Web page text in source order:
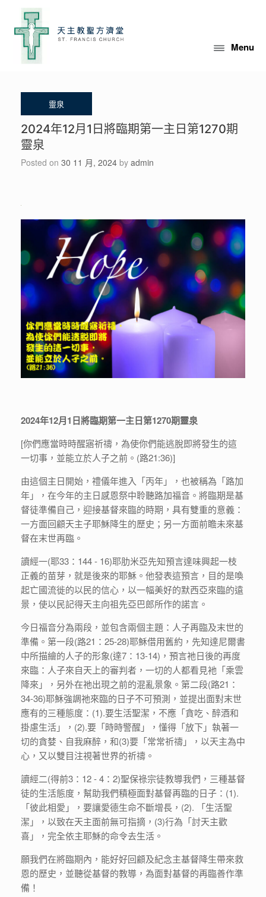
content
Menu
2024年12月1日將臨期第一主日第1270期
靈泉
Posted on 30 11 月, 2024 by admin
2024年12月1日將臨期第一主日第1270期靈泉
[你們應當時時醒寤祈禱，為使你們能逃脫即將發生的這
一切事，並能立於人子之前。(路21:36)]
由這個主日開始，禮儀年進入「丙年」，也被稱為「路加
年」，在今年的主日感恩祭中聆聽路加福音。將臨期是基
督徒準備自己，迎接基督來臨的時期，具有雙重的意義：
一方面回顧天主子耶穌降生的歷史；另一方面前瞻未來基
督在末世再臨。
讀經一(耶33：144 - 16)耶肋米亞先知預言達味興起一枝
正義的苗芽，就是後來的耶穌。他發表這預言，目的是喚
起亡國流徙的以民的信心，以一幅美好的默西亞來臨的遠
景，使以民記得天主向祖先亞巴郎所作的諾言。
今日福音分為兩段，並包含兩個主題：人子再臨及末世的
準備。第一段(路21：25-28)耶穌借用舊約，先知達尼爾書
中所描繪的人子的形象(達7：13-14)，預言祂日後的再度
來臨：人子來自天上的審判者，一切的人都看見衪「乘雲
降來」，另外在祂出現之前的混亂景象。第二段(路21：
34-36)耶穌強調祂來臨的日子不可預測，並提出面對末世
應有的三種態度：(1).要生活聖潔，不應「貪吃、醉酒和
掛慮生活」，(2).要「時時警醒」，懂得「放下」執著一
切的貪婪、自我麻醉，和(3)要「常常祈禱」，以天主為中
心，又以雙目注視著世界的祈禱。
讀經二(得前3：12 - 4：2)聖保祿宗徒教導我們，三種基督
徒的生活態度，幫助我們積極面對基督再臨的日子：(1).
「彼此相愛」，要讓愛德生命不斷增長，(2). 「生活聖
潔」，以致在天主面前無可指摘，(3)行為「討天主歡
喜」，完全依主耶穌的命令去生活。
願我們在將臨期內，能好好回顧及紀念主基督降生帶來救
恩的歷史，並聽從基督的教導，為面對基督的再臨善作準
備！